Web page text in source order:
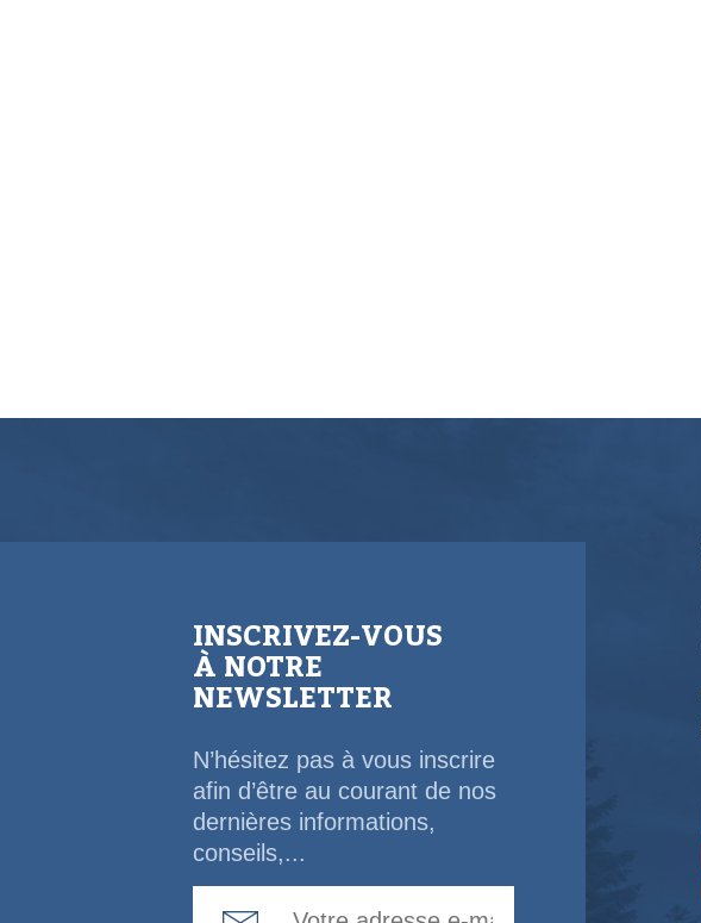
INSCRIVEZ-VOUS
À NOTRE
NEWSLETTER
N’hésitez pas à vous inscrire
afin d’être au courant de nos
dernières informations,
conseils,...